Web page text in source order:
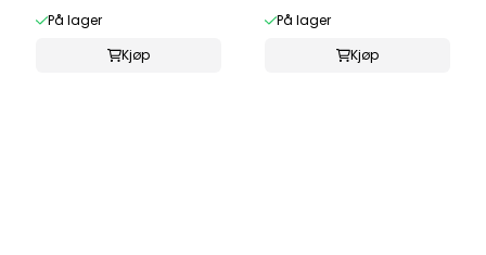
På lager
Kjøp
På lager
Kjøp